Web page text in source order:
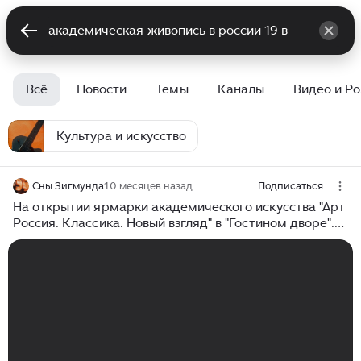
Всё Новости Темы Каналы Видео и
Культура и искусство
Сны Зигмунда10 месяцев назад Подписаться
На открытии ярмарки академического искусства "Арт
Россия. Классика. Новый взгляд" в "Гостином дворе".
Москва, 24 сентября 2025. Выступают солисты